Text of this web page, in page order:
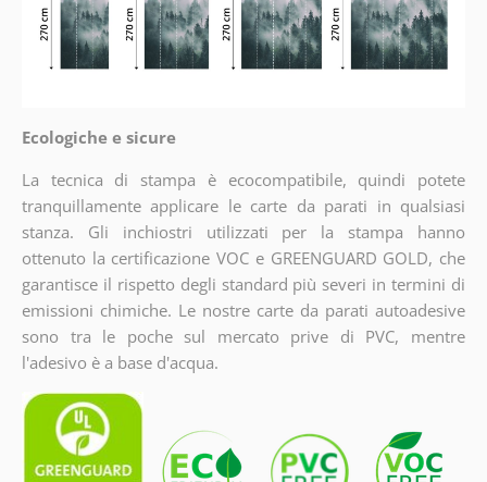
Ecologiche e sicure
La tecnica di stampa è ecocompatibile, quindi potete
tranquillamente applicare le carte da parati in qualsiasi
stanza. Gli inchiostri utilizzati per la stampa hanno
ottenuto la certificazione VOC e GREENGUARD GOLD, che
garantisce il rispetto degli standard più severi in termini di
emissioni chimiche. Le nostre carte da parati autoadesive
sono tra le poche sul mercato prive di PVC, mentre
l'adesivo è a base d'acqua.